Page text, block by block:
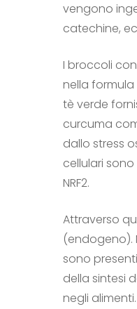
vengono
catechine,
I broccoli
nella formula
tè verde
curcuma
dallo stress
cellulari
NRF2.
Attraverso
(endogeno).
sono
della sintesi
negli